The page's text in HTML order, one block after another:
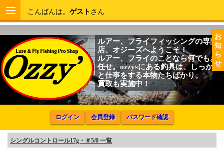
お
知
ら
せ
こんばんは。 ゲスト さん
ルアー、フライフィッシングの専門
店、オジーズへようこそ！
ルアー、フライのことなら何でもお
任せ。ozzysにある釣具は、しっかり
と仕事をする本物たちばかり。
買取も実施中！
ログイン 会員登録 パスワード確認
シングルコントロール17g・＃5/0 一覧